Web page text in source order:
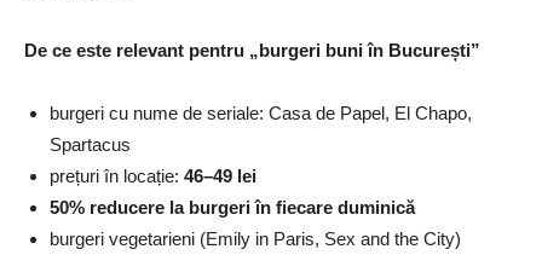
De ce este relevant pentru „burgeri buni în București”
burgeri cu nume de seriale: Casa de Papel, El Chapo,
Spartacus
prețuri în locație: 46–49 lei
50% reducere la burgeri în fiecare duminică
burgeri vegetarieni (Emily in Paris, Sex and the City)